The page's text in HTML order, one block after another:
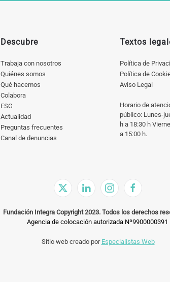
Descubre
Trabaja con nosotros
Quiénes somos
Qué hacemos
Colabora
ESG
Actualidad
Preguntas frecuentes
Canal de denuncias
Textos
Política de
Política de
Aviso Legal
Horario de
público: Lunes-
h a 18:30 h
a 15:00 h.
Fundación Integra Copyright 2023. Todos los derechos
Agencia de colocación autorizada Nº9900000391
Sitio web creado por Especialistas Web